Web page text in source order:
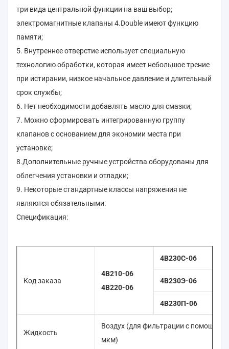
три вида центральной функции на ваш выбор;
электромагнитные клапаны 4.Double имеют функцию
памяти;
5. Внутреннее отверстие использует специальную
технологию обработки, которая имеет небольшое трение
при истирании, низкое начальное давление и длительный
срок службы;
6. Нет необходимости добавлять масло для смазки;
7. Можно сформировать интегрированную группу
клапанов с основанием для экономии места при
установке;
8.Дополнительные ручные устройства оборудованы для
облегчения установки и отладки;
9. Некоторые стандартные классы напряжения не
являются обязательными.
Спецификация:
Код заказа
4В210-06
4В220-06
4В230С-06
4В230Э-06
4В230П-06
Жидкость
Воздух (для фильтрации с помощью
мкм)